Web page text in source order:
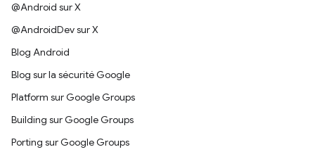
@Android sur X
@AndroidDev sur X
Blog Android
Blog sur la sécurité Google
Platform sur Google Groups
Building sur Google Groups
Porting sur Google Groups